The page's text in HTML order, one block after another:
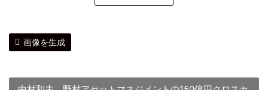
画像を生成